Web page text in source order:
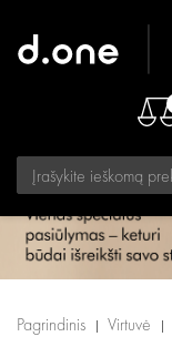
Pagrindinis Virtuvė